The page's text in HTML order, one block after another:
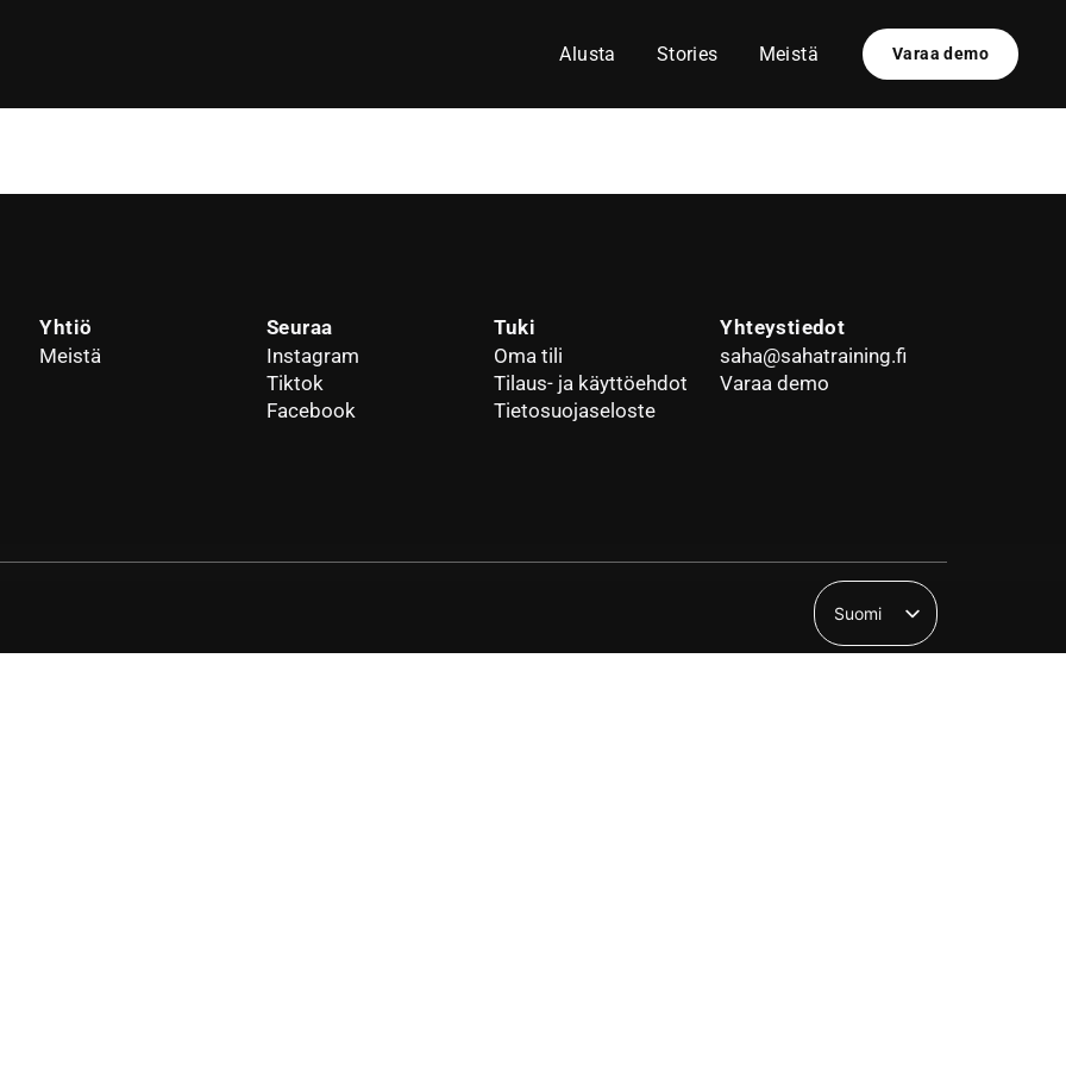
Alusta Stories Meistä Varaa demo
Yhtiö
Meistä
Seuraa
Instagram
Tiktok
Facebook
Tuki
Oma tili
Tilaus- ja käyttöehdot
Tietosuojaseloste
Yhteystiedot
saha@sahatraining.fi
Varaa demo
Suomi
English